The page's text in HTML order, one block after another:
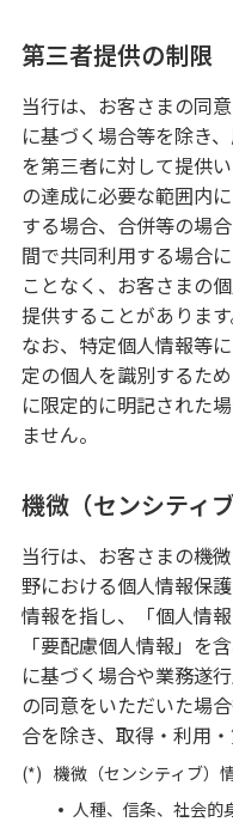
第三者提供の制限
当行は、お客さまの同
に基づく場合等を除き
を第三者に対して提供
の達成に必要な範囲内
する場合、合併等の場
間で共同利用する場合
ことなく、お客さまの
提供することがあります
なお、特定個人情報等
定の個人を識別するた
に限定的に明記された
ません。
機微（センシティ
当行は、お客さまの機
野における個人情報保
情報を指し、「個人情
「要配慮個人情報」を
に基づく場合や業務遂
の同意をいただいた場
合を除き、取得・利用
(*) 機微（センシティブ）
人種、信条、社会的